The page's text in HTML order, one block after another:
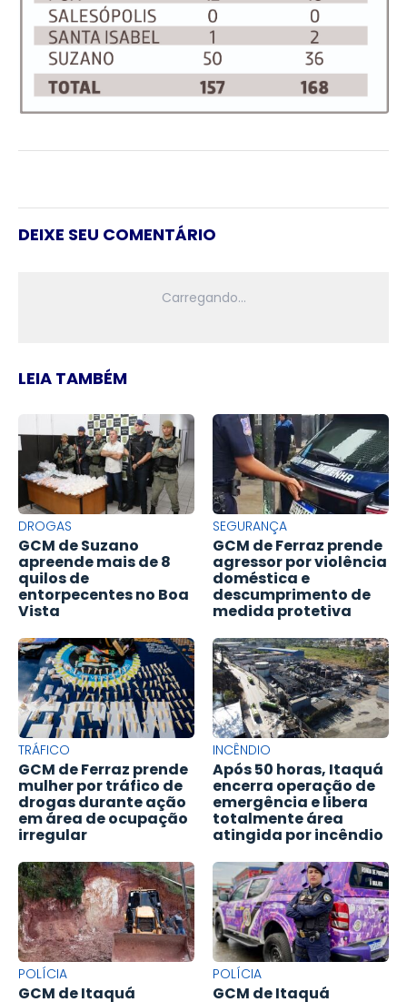
DEIXE SEU COMENTÁRIO
LEIA TAMBÉM
DROGAS
GCM de Suzano
apreende mais de 8
quilos de
entorpecentes no Boa
Vista
SEGURANÇA
GCM de Ferraz prende
agressor por violência
doméstica e
descumprimento de
medida protetiva
TRÁFICO
GCM de Ferraz prende
mulher por tráfico de
drogas durante ação
em área de ocupação
irregular
INCÊNDIO
Após 50 horas, Itaquá
encerra operação de
emergência e libera
totalmente área
atingida por incêndio
POLÍCIA
GCM de Itaquá
POLÍCIA
GCM de Itaquá